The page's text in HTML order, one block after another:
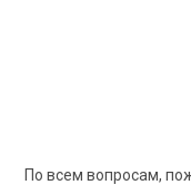
По всем вопросам,